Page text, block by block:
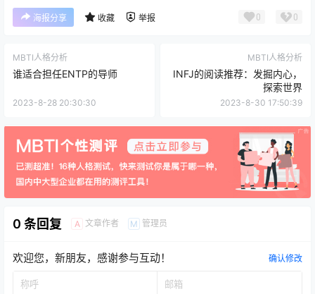
海报分享 收藏 举报 0 0
MBTI人格分析
谁适合担任ENTP的导师
2023-8-28 20:30:30
MBTI人格分析
INFJ的阅读推荐：发掘内心，
探索世界
2023-8-30 17:50:39
0 条回复 A 文章作者 M 管理员
欢迎您，新朋友，感谢参与互动！ 确认修改